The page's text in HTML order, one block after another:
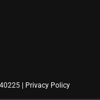
| Privacy Policy